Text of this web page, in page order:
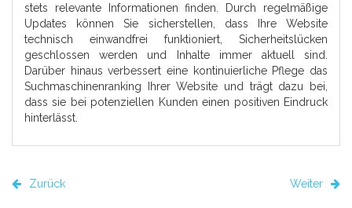
stets relevante Informationen finden. Durch regelmäßige
Updates können Sie sicherstellen, dass Ihre Website
technisch einwandfrei funktioniert, Sicherheitslücken
geschlossen werden und Inhalte immer aktuell sind.
Darüber hinaus verbessert eine kontinuierliche Pflege das
Suchmaschinenranking Ihrer Website und trägt dazu bei,
dass sie bei potenziellen Kunden einen positiven Eindruck
hinterlässt.
Zurück Weiter